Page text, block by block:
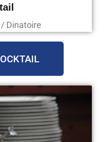
Dinatoire